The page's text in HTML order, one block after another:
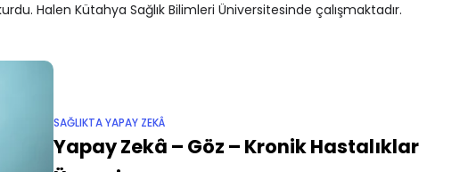
Halen Kütahya Sağlık Bilimleri Üniversitesinde çalışmaktadır.
SAĞLIKTA YAPAY ZEKÂ
Yapay Zekâ – Göz – Kronik Hastalıklar